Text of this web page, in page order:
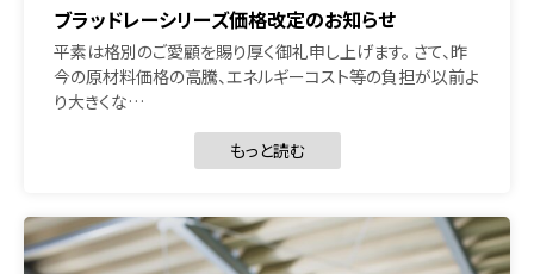
ブラッドレーシリーズ価格改定のお知らせ
平素は格別のご愛顧を賜り厚く御礼申し上げます。 さて、昨
今の原材料価格の高騰、エネルギーコスト等の負担が以前よ
り大きくな…
もっと読む